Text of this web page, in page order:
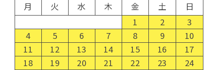
月
火 水 木 金 土
日
1
2
3
4
5 6 7 8 9
10
11
12 13 14 15 16
17
18
19 20 21 22 23
24